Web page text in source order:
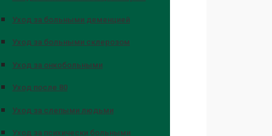
Уход за больными деменцией
Уход за больными склерозом
Уход за онкобольными
Уход после 80
Уход за слепыми людьми
Уход за психически больными